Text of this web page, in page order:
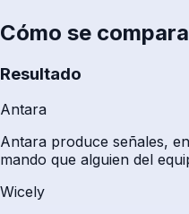
Cómo se
Resultado
Antara
Antara produce señales,
mando que alguien del
Wicely